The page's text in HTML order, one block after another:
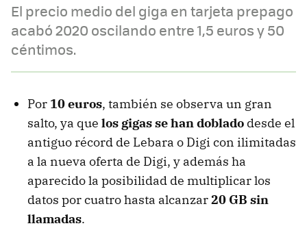
El precio medio del giga en tarjeta prepago
acabó 2020 oscilando entre 1,5 euros y 50
céntimos.
Por 10 euros, también se observa un gran
salto, ya que los gigas se han doblado desde el
antiguo récord de Lebara o Digi con ilimitadas
a la nueva oferta de Digi, y además ha
aparecido la posibilidad de multiplicar los
datos por cuatro hasta alcanzar20 GB sin
llamadas.